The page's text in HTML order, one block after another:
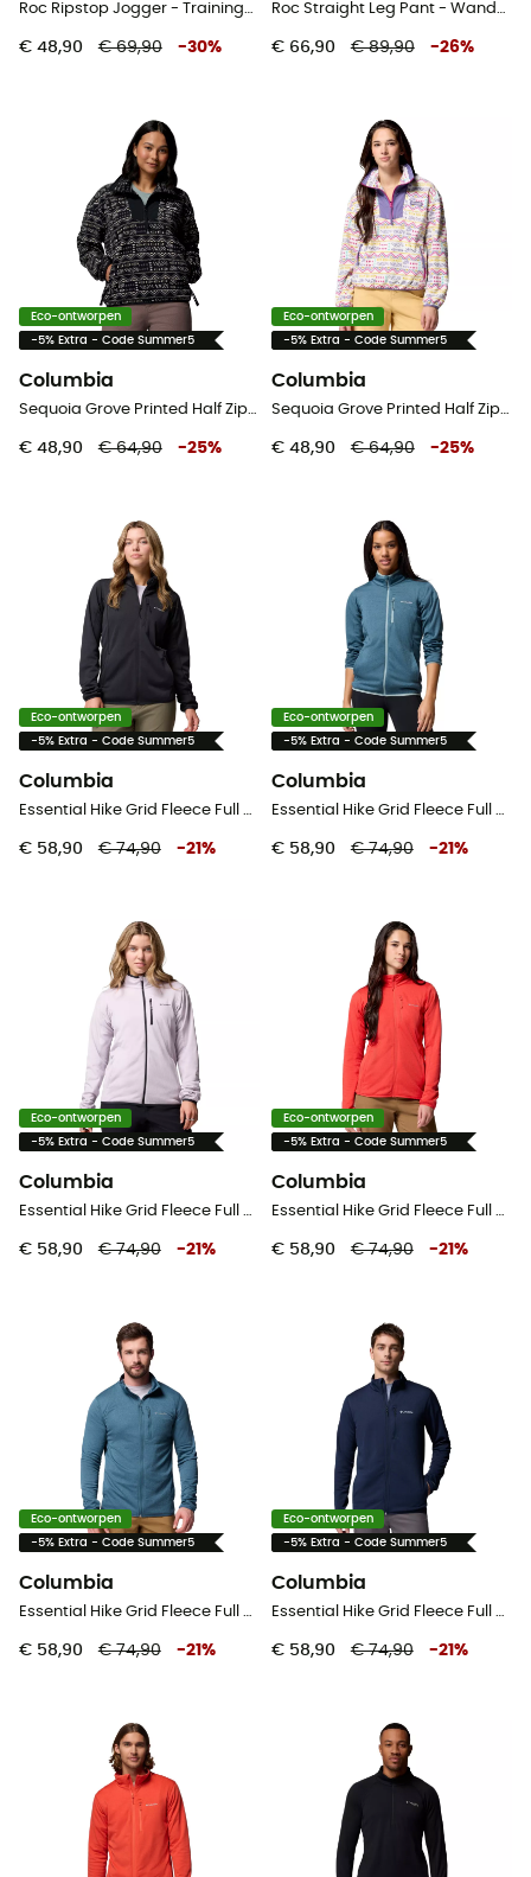
Roc Ripstop Jogger - Trainingbroek - Dames
€ 48,90 € 69,90 -30%
Roc Straight Leg Pant - Wandelbroek - Dames
€ 66,90 € 89,90 -26%
Eco-ontworpen
-5% Extra - Code Summer5
Columbia
Sequoia Grove Printed Half Zip - Fleecevest - Dames
€ 48,90 € 64,90 -25%
Eco-ontworpen
-5% Extra - Code Summer5
Columbia
Sequoia Grove Printed Half Zip - Fleecevest - Dames
€ 48,90 € 64,90 -25%
Eco-ontworpen
-5% Extra - Code Summer5
Columbia
Essential Hike Grid Fleece Full Zip Jacket - Fleecevest - Dames
€ 58,90 € 74,90 -21 %
Eco-ontworpen
-5% Extra - Code Summer5
Columbia
Essential Hike Grid Fleece Full Zip Jacket - Fleecevest - Dames
€ 58,90 € 74,90 -21 %
Eco-ontworpen
-5% Extra - Code Summer5
Columbia
Essential Hike Grid Fleece Full Zip Jacket - Fleecevest - Dames
€ 58,90 € 74,90 -21 %
Eco-ontworpen
-5% Extra - Code Summer5
Columbia
Essential Hike Grid Fleece Full Zip Jacket - Fleecevest - Dames
€ 58,90 € 74,90 -21 %
Eco-ontworpen
-5% Extra - Code Summer5
Columbia
Essential Hike Grid Fleece Full Zip Jacket - Fleecevest - Heren
€ 58,90 € 74,90 -21 %
Eco-ontworpen
-5% Extra - Code Summer5
Columbia
Essential Hike Grid Fleece Full Zip Jacket - Fleecevest - Heren
€ 58,90 € 74,90 -21 %